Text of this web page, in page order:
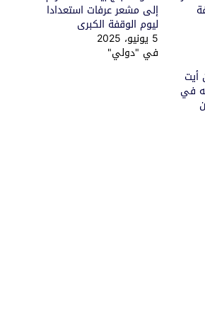
إلى مشعر عرفات استعدادا
ليوم الوقفة الكبرى
5 يونيو، 2025
في "دولي"
أيت
في